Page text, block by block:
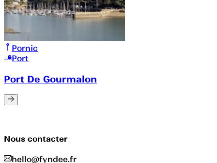
Pornic
Port
Port De Gourmalon
Nous contacter
hello@fyndee.fr